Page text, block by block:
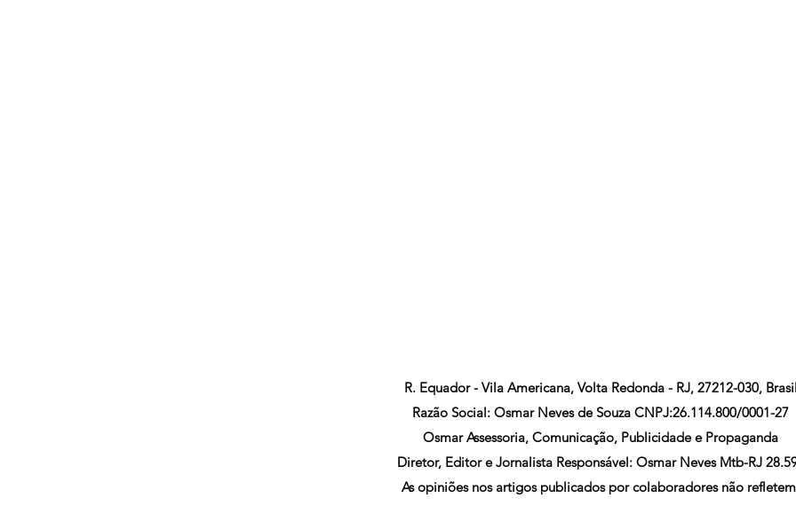
R. Equador - Vila Americana, Volta Redonda - RJ, 27212-030, Brasil
Razão Social: Osmar Neves de Souza CNPJ:26.114.800/0001-27
Osmar Assessoria, Comunicação, Publicidade e Propaganda
Diretor, Editor e Jornalista Responsável: Osmar Neves Mtb-RJ
As opiniões nos artigos publicados por colaboradores não